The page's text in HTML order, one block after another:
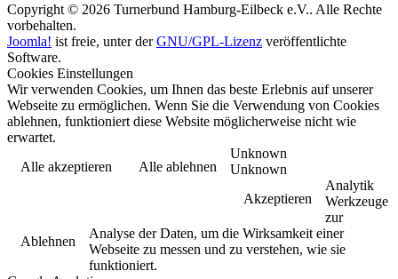
Copyright © 2026 Turnerbund Hamburg-Eilbeck e.V.. Alle Rechte
vorbehalten.
Joomla! ist freie, unter derGNU/GPL-Lizenz veröffentlichte
Software.
Cookies Einstellungen
Wir verwenden Cookies, um Ihnen das beste Erlebnis auf unserer
Webseite zu ermöglichen. Wenn Sie die Verwendung von Cookies
ablehnen, funktioniert diese Website möglicherweise nicht wie
erwartet.
Alle akzeptieren
Alle ablehnen
Unknown
Unknown
Akzeptieren
Ablehnen
Analytik
Werkzeuge
zur
Analyse der Daten, um die Wirksamkeit einer
Webseite zu messen und zu verstehen, wie sie
funktioniert.